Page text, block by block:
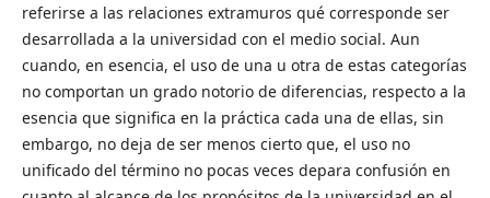
referirse a las relaciones extramuros qué corresponde ser
desarrollada a la universidad con el medio social. Aun
cuando, en esencia, el uso de una u otra de estas categorías
no comportan un grado notorio de diferencias, respecto a la
esencia que significa en la práctica cada una de ellas, sin
embargo, no deja de ser menos cierto que, el uso no
unificado del término no pocas veces depara confusión en